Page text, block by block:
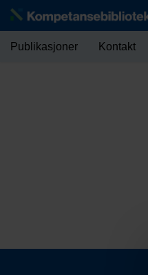
Publikasjoner Kontakt